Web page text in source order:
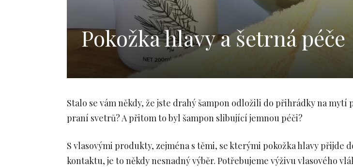
Pokožka hlavy a šetrná péče
Stalo se vám někdy, že jste drahý šampon odložili do přihrádky na mytí
praní svetrů? A přitom to byl šampon slibující jemnou péči?
S vlasovými produkty, zejména s těmi, se kterými pokožka hlavy přijde
kontaktu, je to někdy nesnadný výběr. Potřebujeme výživu vlasového